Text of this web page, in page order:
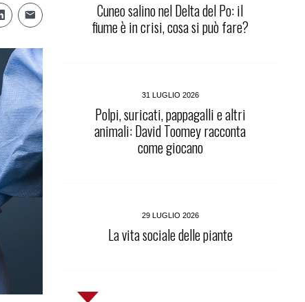
Cuneo salino nel Delta del Po: il
fiume è in crisi, cosa si può fare?
31 LUGLIO 2026
Polpi, suricati, pappagalli e altri
animali: David Toomey racconta
come giocano
29 LUGLIO 2026
La vita sociale delle piante